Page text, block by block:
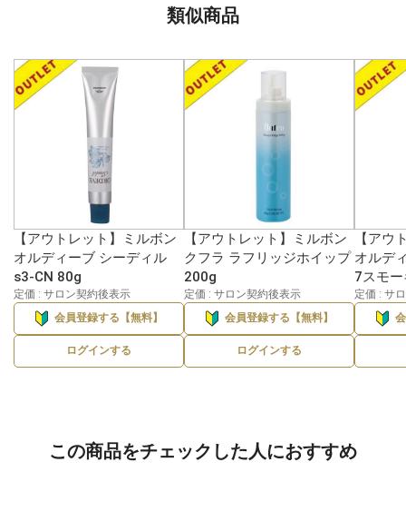
類似商品
【アウトレット】ミルボン
オルディーブ シーディル
s3-CN 80g
定価 : サロン契約後表示
会員登録する【無料】
ログインする
【アウトレット】ミルボン
クフラ ラフリッジホイップ
200g
定価 : サロン契約後表示
会員登録する【無料】
ログインする
【アウ
オルデ
7スモ
定価 : サ
この商品をチェックした人におすすめ